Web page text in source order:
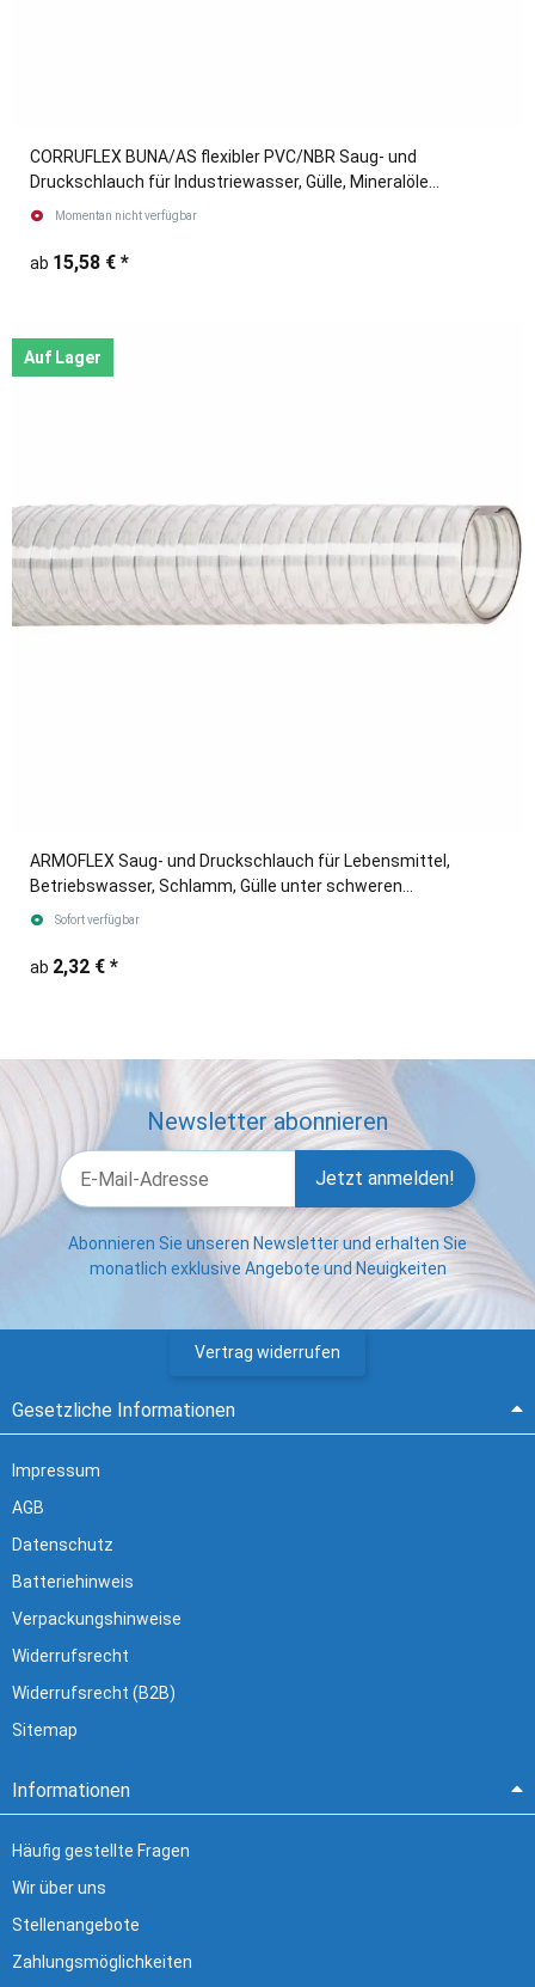
CORRUFLEX BUNA/AS flexibler PVC/NBR Saug- und
Druckschlauch für Industriewasser, Gülle, Mineralöle
blau/schwarz
Momentan nicht verfügbar
ab 15,58 € *
Auf Lager
ARMOFLEX Saug- und Druckschlauch für Lebensmittel,
Betriebswasser, Schlamm, Gülle unter schweren
Einsatzbedingungen.
Sofort verfügbar
ab 2,32 € *
Newsletter abonnieren
Jetzt anmelden!
Abonnieren Sie unseren Newsletter und erhalten Sie
monatlich exklusive Angebote und Neuigkeiten
Vertrag widerrufen
Gesetzliche Informationen
Impressum
AGB
Datenschutz
Batteriehinweis
Verpackungshinweise
Widerrufsrecht
Widerrufsrecht (B2B)
Sitemap
Informationen
Häufig gestellte Fragen
Wir über uns
Stellenangebote
Zahlungsmöglichkeiten